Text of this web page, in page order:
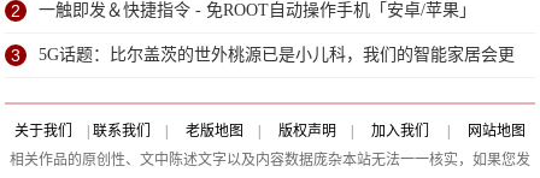
2 一触即发＆快捷指令 - 免ROOT自动操作手机「安卓/苹果」
3 5G话题：比尔盖茨的世外桃源已是小儿科，我们的智能家居会更
精彩
关于我们 联系我们 老版地图 版权声明 加入我们
网站地图
相关作品的原创性、文中陈述文字以及内容数据庞杂本站无法一一核实，如果您发